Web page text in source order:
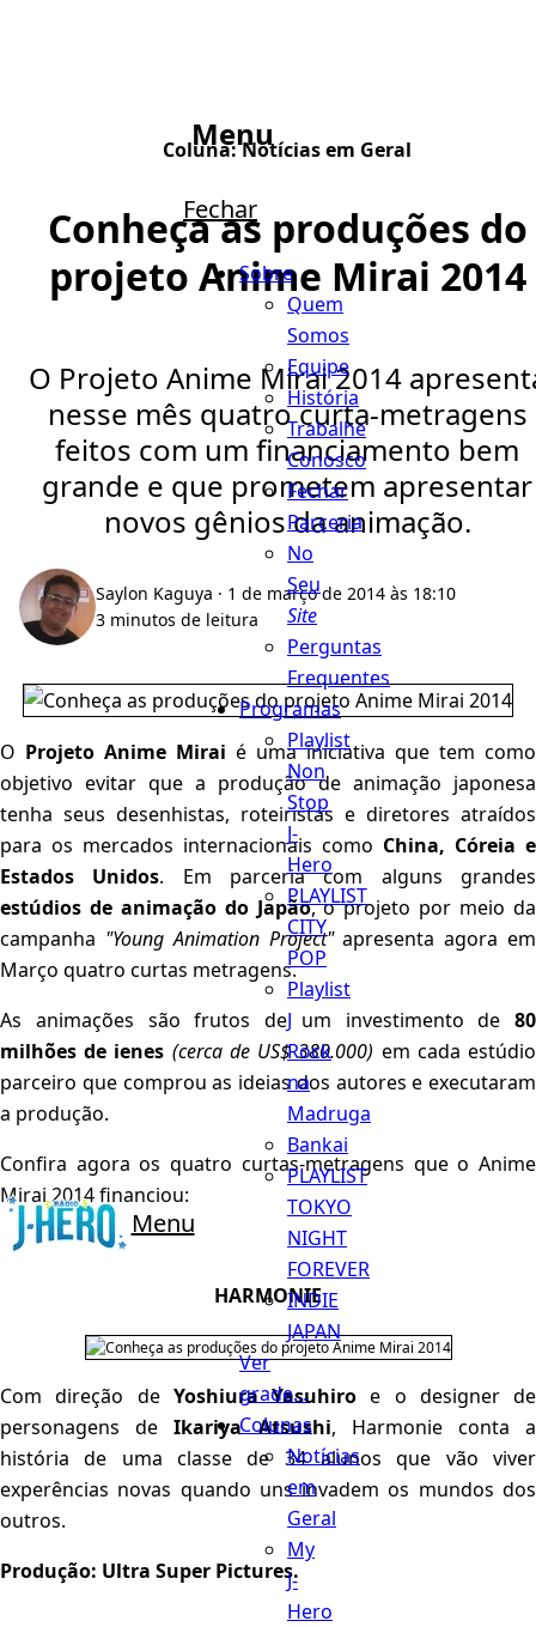
Menu
Menu
Fechar
Sobre
Quem
Somos
Equipe
História
Trabalhe
Conosco
Fechar
Parceria
No
Seu
Site
Perguntas
Frequentes
Programas
Playlist
Non
Stop
J-
Hero
PLAYLIST
CITY
POP
Playlist
J
Rock
na
Madruga
Bankai
PLAYLIST
TOKYO
NIGHT
FOREVER
INDIE
JAPAN
Ver
grade...
Colunas
Notícias
em
Geral
My
J-
Hero
Coluna:Notícias em Geral
Conheça as produções do
projeto Anime Mirai 2014
O Projeto Anime Mirai 2014
nesse mês quatro curta-metragens
feitos com um financiamento bem
grande e que prometem apresentar
novos gênios da animação.
Saylon Kaguya · 1 de março de 2014 às 18:10
3 minutos de leitura
O Projeto Anime Mirai é uma iniciativa que tem como
objetivo evitar que a produção de animação japonesa
tenha seus desenhistas, roteiristas e diretores atraídos
para os mercados internacionais como China, Córeia e
Estados Unidos. Em parceria com alguns grandes
estúdios de animação do Japão, o projeto por meio da
campanha "Young Animation Project"apresenta agora em
Março quatro curtas metragens.
As animações são frutos de um investimento de 80
milhões de ienes (cerca de US$ 380.000) em cada estúdio
parceiro que comprou as ideias dos autores e executaram
a produção.
Confira agora os quatro curtas-metragens que o Anime
Mirai 2014 financiou:
HARMONIE
Com direção de Yoshiura Yasuhiro e o designer de
personagens deIkariya Atsushi, Harmonie conta a
história de uma classe de 34 alunos que vão viver
experências novas quando uns invadem os mundos dos
outros.
Produção: Ultra Super Pictures.